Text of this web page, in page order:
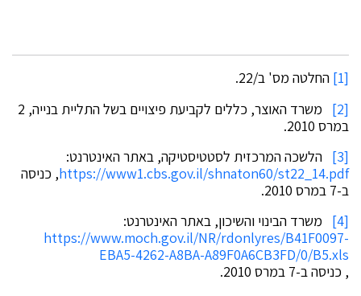
[1]
החלטה מס' ב/22.
[2]
משרד האוצר, כללים לקביעת פיצויים בשל התליית בנייה, 2
במרס 2010.
[3]
הלשכה המרכזית לסטטיסטיקה, באתר האינטרנט:
https://www1.cbs.gov.il/shnaton60/st22_14.pdf, כניסה
ב-7 במרס 2010.
[4]
משרד הבינוי והשיכון, באתר האינטרנט:
https://www.moch.gov.il/NR/rdonlyres/B41F0097-
EBA5-4262-A8BA-A89F0A6CB3FD/0/B5.xls
, כניסה ב-7 במרס 2010.